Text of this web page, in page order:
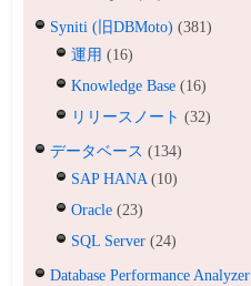
Syniti (旧DBMoto) (381)
運用 (16)
Knowledge Base (16)
リリースノート (32)
データベース (134)
SAP HANA(10)
Oracle (23)
SQL Server (24)
Database Performance